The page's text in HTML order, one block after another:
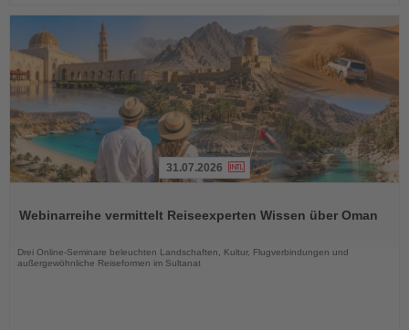
die
31.07.2026
Webinarreihe vermittelt Reiseexperten Wissen über Oman
Drei Online-Seminare beleuchten Landschaften, Kultur, Flugverbindungen und
außergewöhnliche Reiseformen im Sultanat